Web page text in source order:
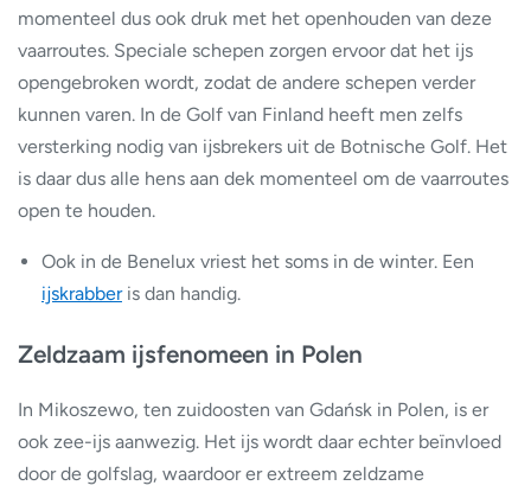
momenteel dus ook druk met het openhouden van deze
vaarroutes. Speciale schepen zorgen ervoor dat het ijs
opengebroken wordt, zodat de andere schepen verder
kunnen varen. In de Golf van Finland heeft men zelfs
versterking nodig van ijsbrekers uit de Botnische Golf. Het
is daar dus alle hens aan dek momenteel om de vaarroutes
open te houden.
Ook in de Benelux vriest het soms in de winter. Een
ijskrabberis dan handig.
Zeldzaam ijsfenomeen in Polen
In Mikoszewo, ten zuidoosten van Gdańsk in Polen, is er
ook zee-ijs aanwezig. Het ijs wordt daar echter beïnvloed
door de golfslag, waardoor er extreem zeldzame